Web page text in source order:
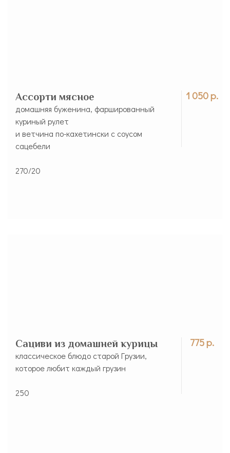
1 050 р.
Ассорти мясное
домашняя буженина, фаршированный
куриный рулет
и ветчина по-кахетински с соусом
сацебели
270/20
775 р.
Сациви из домашней курицы
классическое блюдо старой Грузии,
которое любит каждый грузин
250